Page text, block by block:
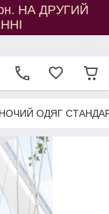
НА ДРУГИЙ
ОДЯГ